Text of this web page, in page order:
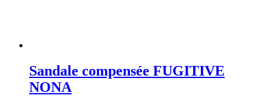
Sandale compensée FUGITIVE
NONA